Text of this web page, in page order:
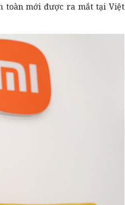
toàn mới được ra mắt tại Việt